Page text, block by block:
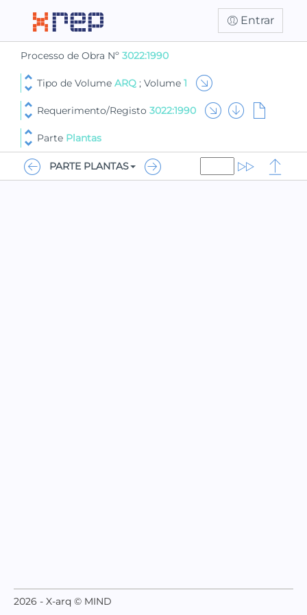
Entrar
Processo de Obra Nº 3022:1990
Tipo de Volume ARQ ; Volume 1
Requerimento/Registo 3022:1990
Parte Plantas
PARTE PLANTAS
2026 - X-arq © MIND